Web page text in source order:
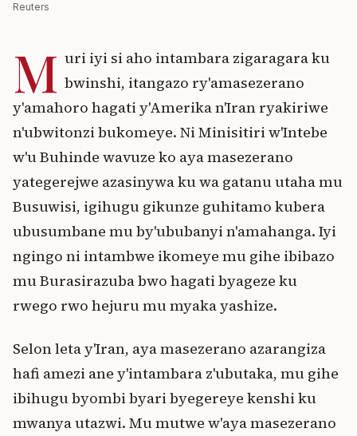
Reuters
M uri iyi si aho intambara zigaragara ku
bwinshi, itangazo ry'amasezerano
y'amahoro hagati y'Amerika n'Iran ryakiriwe
n'ubwitonzi bukomeye. Ni Minisitiri w'Intebe
w'u Buhinde wavuze ko aya masezerano
yategerejwe azasinywa ku wa gatanu utaha mu
Busuwisi, igihugu gikunze guhitamo kubera
ubusumbane mu by'ububanyi n'amahanga. Iyi
ngingo ni intambwe ikomeye mu gihe ibibazo
mu Burasirazuba bwo hagati byageze ku
rwego rwo hejuru mu myaka yashize.
Selon leta y'Iran, aya masezerano azarangiza
hafi amezi ane y'intambara z'ubutaka, mu gihe
ibihugu byombi byari byegereye kenshi ku
mwanya utazwi. Mu mutwe w'aya masezerano